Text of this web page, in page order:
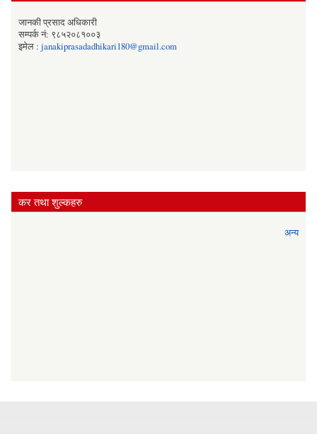
जानकी प्रसाद अधिकारी
सम्पर्क नं: ९८५२०८१००३
इमेल : janakiprasadadhikari180@gmail.com
कर तथा शुल्कहरु
अन्य